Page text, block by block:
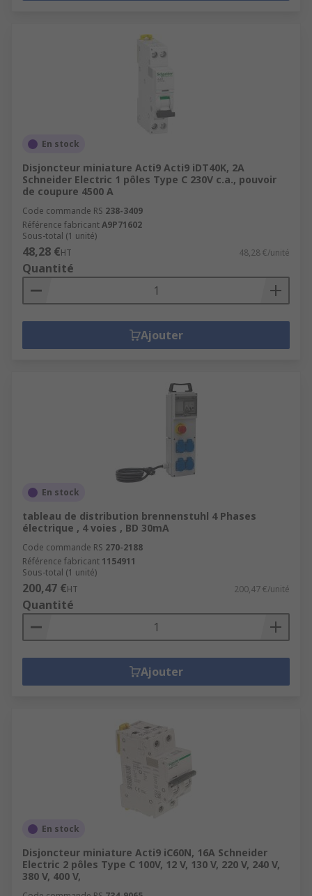
En stock
Disjoncteur miniature Acti9 Acti9 iDT40K, 2A
Schneider Electric 1 pôles Type C 230V c.a., pouvoir
de coupure 4500 A
Code commande RS 238-3409
Référence fabricantA9P71602
Sous-total (1 unité)
48,28 €HT 48,28 €/unité
Quantité
Ajouter
En stock
tableau de distribution brennenstuhl 4 Phases
électrique , 4 voies , BD 30mA
Code commande RS 270-2188
Référence fabricant 1154911
Sous-total (1 unité)
200,47 €HT 200,47 €/unité
Quantité
Ajouter
En stock
Disjoncteur miniature Acti9 iC60N, 16A Schneider
Electric 2 pôles Type C 100V, 12 V, 130 V, 220 V, 240 V,
380 V, 400 V,